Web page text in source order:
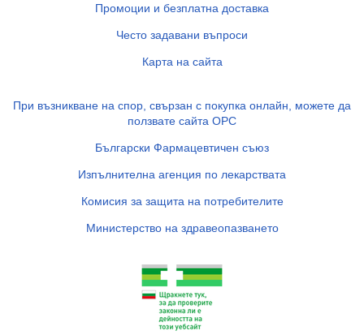
Промоции и безплатна доставка
Често задавани въпроси
Карта на сайта
При възникване на спор, свързан с покупка онлайн, можете да
ползвате сайта ОРС
Български Фармацевтичен съюз
Изпълнителна агенция по лекарствата
Комисия за защита на потребителите
Министерство на здравеопазването